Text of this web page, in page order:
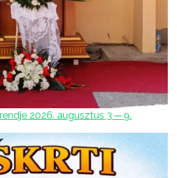
2026. augusztus 3 ─ 9.